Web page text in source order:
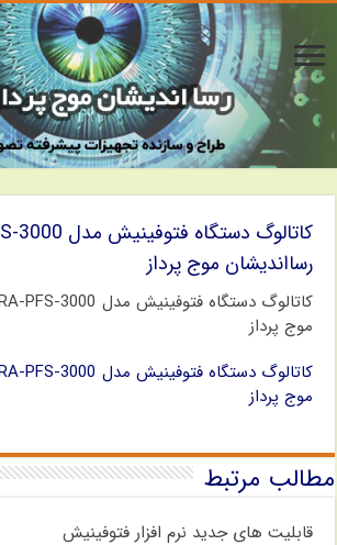
رسااندیشان موج پرداز
موج پرداز
موج پرداز
مطالب مرتبط
قابلیت های جدید نرم افزار فتوفینیش